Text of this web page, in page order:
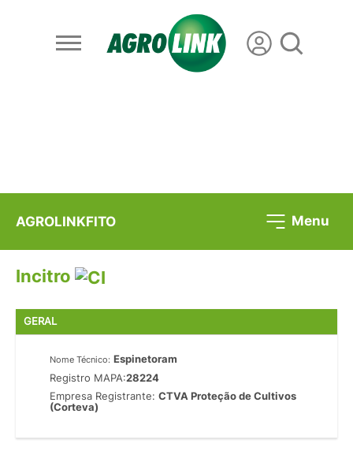
AGROLINKFITO Menu
Incitro
GERAL
Nome Técnico: Espinetoram
Registro MAPA:28224
Empresa Registrante:CTVA Proteção de Cultivos
(Corteva)